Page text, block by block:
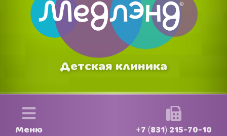
Детская клиника
Меню +7 (831) 215-70-10